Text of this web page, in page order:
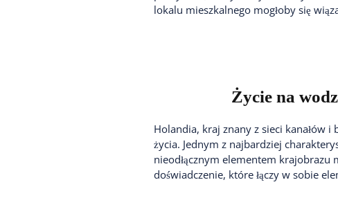
lokalu mieszkalnego mogłoby się
Życie na
Holandia, kraj znany z sieci kanałów
życia. Jednym z najbardziej
nieodłącznym elementem
doświadczenie, które łączy w sobie